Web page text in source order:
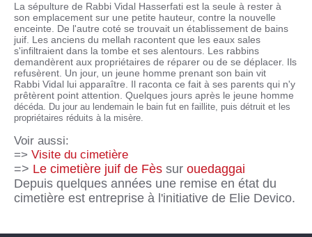
La sépulture de Rabbi Vidal Hasserfati est la seule à rester à
son emplacement sur une petite hauteur, contre la nouvelle
enceinte. De l'autre coté se trouvait un établissement de bains
juif. Les anciens du mellah racontent que les eaux sales
s'infiltraient dans la tombe et ses alentours. Les rabbins
demandèrent aux propriétaires de réparer ou de se déplacer. Ils
refusèrent. Un jour, un jeune homme prenant son bain vit
Rabbi Vidal lui apparaître. Il raconta ce fait à ses parents qui n'y
prêtèrent point attention. Quelques jours après le jeune homme
décéda. Du jour au lendemain le bain fut en faillite, puis détruit et les
propriétaires réduits à la misère.
Voir aussi:
=> Visite du cimetière
=> Le cimetière juif de Fès sur ouedaggai
Depuis quelques années une remise en état du
cimetière est entreprise à l'initiative de Elie Devico.